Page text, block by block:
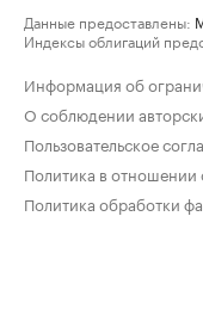
Данные предоставлены:
Индексы облигаций
Информация об
О соблюдении
Пользовательское
Политика в
Политика обработки